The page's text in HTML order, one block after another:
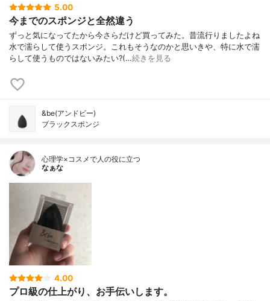
5.00
今までのスポンジと全然違う
ずっと気になってたから今さらだけど買ってみた。昔流行りましたよね
水で濡らして使うスポンジ。これもそうなのかと思いきや、特に水で濡
らして使うものではないみたい?(…続きを見る
&be(アンドビー)
ブラックスポンジ
心理学×コスメで人の役に立つ
なぁな
4.00
プロ級の仕上がり、お手伝いします。